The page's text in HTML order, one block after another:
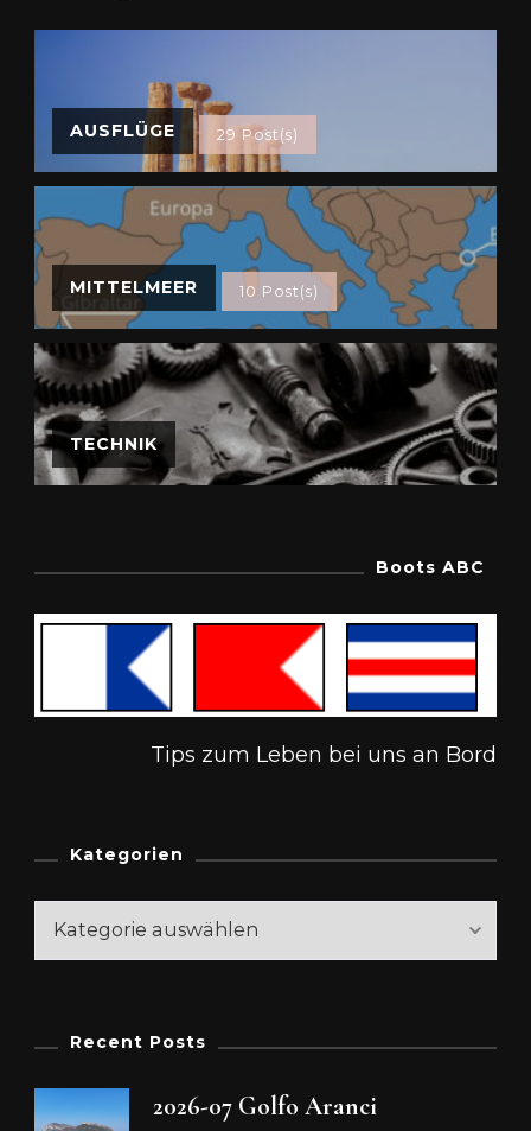
AUSFLÜGE 29 Post(s)
MITTELMEER 10 Post(s)
TECHNIK
Boots ABC
Tips zum Leben bei uns an Bord
Kategorien
Kategorien
Recent Posts
2026-07 Golfo Aranci